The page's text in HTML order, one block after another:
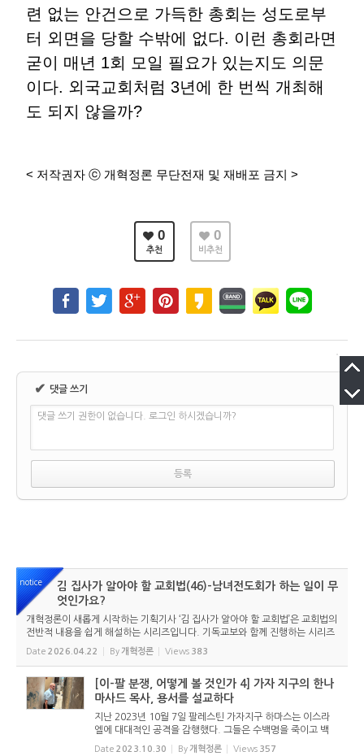
련 없는 안건으로 가득한 총회는 성도로부
터 외면을 당할 수밖에 없다. 이런 총회라면
굳이 매년 1회 모일 필요가 있는지도 의문
이다. 외국교회처럼 3년에 한 번씩 개최해
도 되지 않을까?
< 저작권자 ⓒ 개혁정론 무단전재 및 재배포 금지 >
0
추천
0
비추천
✔ 댓글 쓰기
댓글 쓰기 권한이 없습니다. 로그인 하시겠습니까?
notice
김 집사가 알아야 할 교회법(46)-남녀전도회가 하는 일이 무
엇인가요?
개혁정론이 새롭게 시작하는 기획기사 ‘김 집사가 알아야 할 교회법’은 교회법의
전반적 내용을 쉽게 해설하는 시리즈입니다. 기독교보와 함께 진행하는 시리즈
로서 여기에 싣는 것은 기독교보의 허락을 받았습니다. 글 내용은 기독교보에
Date 2026.04.22 By 개혁정론 Views 383
[이-팔 분쟁, 어떻게 볼 것인가 4] 가자 지구의 한나
마사드 목사, 용서를 설교하다
지난 2023년 10월 7일 팔레스틴 가자지구 하마스는 이스라
엘에 대대적인 공격을 감행했다. 그들은 수백명을 죽이고 백
수십명을 인질로 잡아갔다. 러시아의 우크라이나 침공으로 온
Date 2023.10.30 By 개혁정론 Views 357